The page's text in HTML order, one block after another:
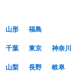
山形
福島
千葉 東京
神奈川
山梨 長野
岐阜